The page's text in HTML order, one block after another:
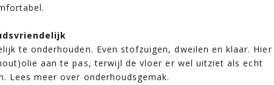
te onderhouden. Even stofzuigen, dweilen en klaar. Hier
aan te pas, terwijl de vloer er wel uitziet als echt
Lees meer over onderhoudsgemak.